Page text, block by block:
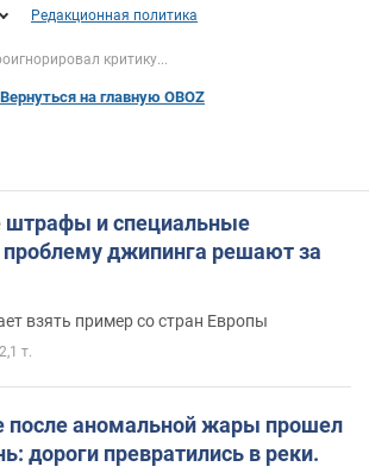
Редакционная политика
критику...
Вернуться на главную OBOZ
штрафы и специальные
проблему джипинга решают за
взять пример со стран Европы
2,1 т.
после аномальной жары прошел
дороги превратились в реки.